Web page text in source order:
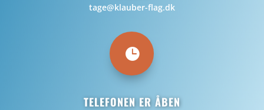
tage@klauber-flag.dk

TELEFONEN ER ÅBEN